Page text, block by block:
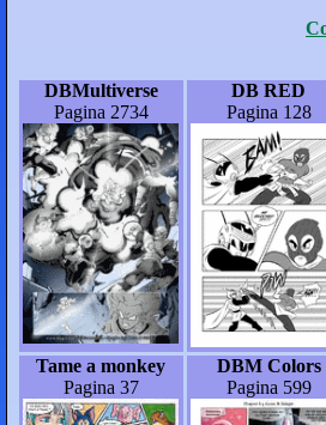
DBMultiverse
Pagina 2734
DB RED
Pagina 128
Tame a monkey
Pagina 37
DBM Colors
Pagina 599